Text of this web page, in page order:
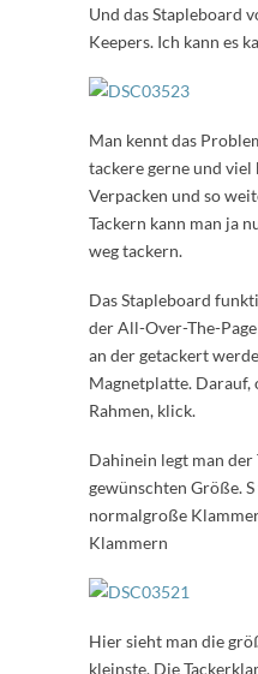
Und das Stapleboard
Keepers. Ich kann es
Man kennt das
tackere gerne und viel
Verpacken und so
Tackern kann man ja
weg tackern.
Das Stapleboard
der All-Over-The-
an der getackert
Magnetplatte. Darauf,
Rahmen, klick.
Dahinein legt man der
gewünschten Größe.
normalgroße
Klammern
Hier sieht man die
kleinste. Die